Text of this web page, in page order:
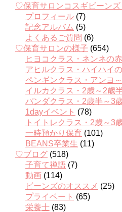
♡保育サロンコスギビーンズ
プロフィール (7)
記念アルバム (5)
よくあるご質問 (6)
♡保育サロンの様子 (654)
ヒヨコクラス・ネンネの
アヒルクラス・ハイハイ
ペンギンクラス・アンヨ
イルカクラス・2歳～2歳
パンダクラス・2歳半～3
1dayイベント (78)
トイトレクラス・2歳～3
一時預かり保育 (101)
BEANS卒業生 (11)
♡ブログ (518)
子育て禅語 (7)
動画 (114)
ビーンズのオススメ (25)
プライベート (65)
栄養士 (83)